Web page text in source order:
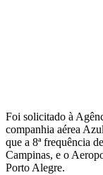
Foi solicitado à
companhia aérea
que a 8ª frequência
Campinas, e o
Porto Alegre.